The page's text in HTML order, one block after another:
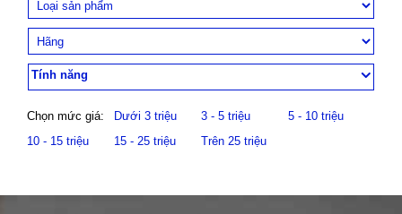
Tính năng
Chọn mức giá: Dưới 3 triệu 3 - 5 triệu
5 - 10 triệu
10 - 15 triệu
15 - 25 triệu Trên 25 triệu